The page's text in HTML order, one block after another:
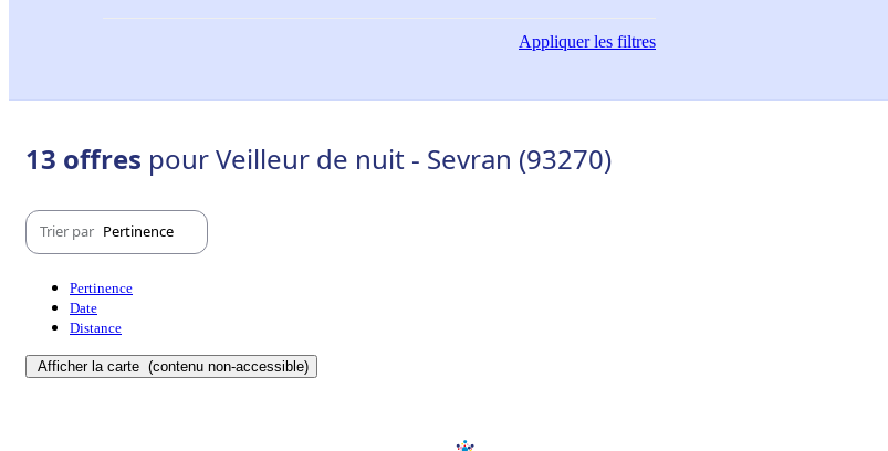
Appliquerles filtres
13 offres pour Veilleur de nuit - Sevran (93270)
Trier par Pertinence
Pertinence
Date
Distance
Afficher la carte (contenu non-accessible)